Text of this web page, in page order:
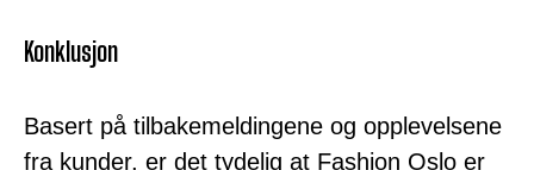
Konklusjon
Basert på tilbakemeldingene og opplevelsene
fra kunder, er det tydelig at Fashion Oslo er